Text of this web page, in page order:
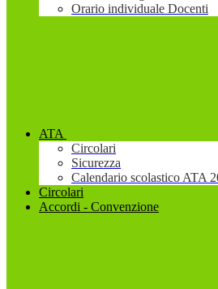
Orario individuale Docenti
ATA
Circolari
Sicurezza
Calendario scolastico ATA
Circolari
Accordi - Convenzione